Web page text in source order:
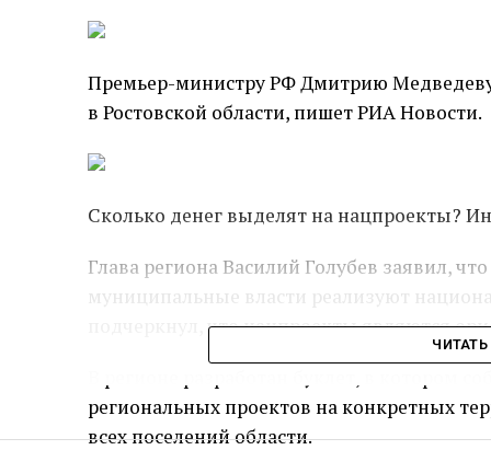
Премьер-министру РФ Дмитрию
в Ростовской области, пишет РИА Новости.
Сколько денег выделят на нацпроекты?
Глава региона Василий Голубев заявил,
муниципальные власти реализуют
подчеркнул, что нацпроекты являются
региональных проектов на конкретных
всех поселений области.